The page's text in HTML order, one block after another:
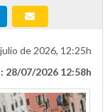
de 2026, 12:25h
28/07/2026 12:58h